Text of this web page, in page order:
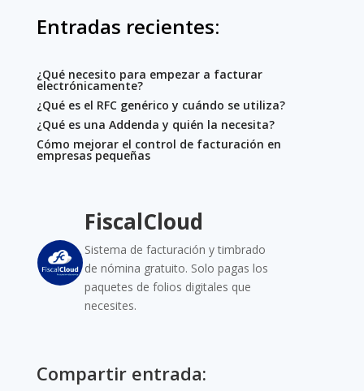
Entradas recientes:
¿Qué necesito para empezar a facturar
electrónicamente?
¿Qué es el RFC genérico y cuándo se utiliza?
¿Qué es una Addenda y quién la necesita?
Cómo mejorar el control de facturación en
empresas pequeñas
FiscalCloud
Sistema de facturación y timbrado
de nómina gratuito. Solo pagas los
paquetes de folios digitales que
necesites.
Compartir entrada: